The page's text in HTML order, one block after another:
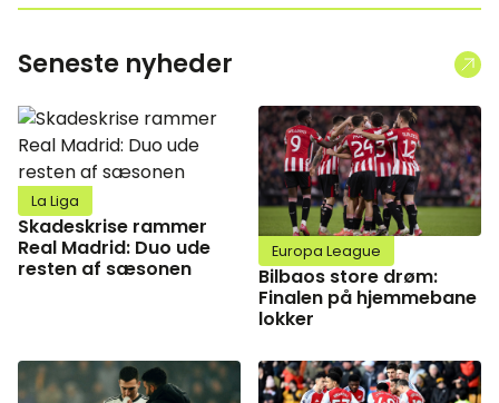
Seneste nyheder
La Liga
Skadeskrise rammer
Real Madrid: Duo ude
resten af sæsonen
Europa League
Bilbaos store drøm:
Finalen på hjemmebane
lokker